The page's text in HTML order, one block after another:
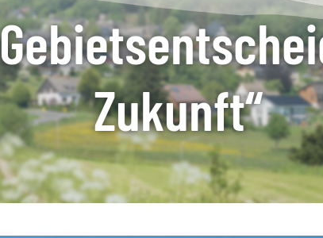
Gemeinschaft
erleben
Engagement,
Freizeitangebote
und gelebter
Zusammenhalt.
Ihr Platz für
Erfolg
Gute
für Homeoffice
und kleinere
Unternehmen.
Zukunft“